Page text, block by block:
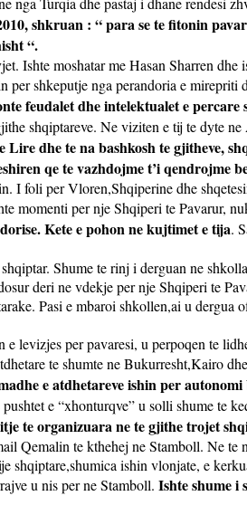
shkruan : “ para se te fitonin
“.
Ishte moshatar me Hasan Sharren
shkeputje nga perandoria e
feudalet dhe intelektualet e
shqiptareve. Ne viziten e tij te dyte
dhe te na bashkosh te gjitheve,
qe te vazhdojme t’i qendrojme
I foli per Vloren,Shqiperine dhe
momenti per nje Shqiperi te Pavarur,
Kete e pohon ne kujtimet e tija.
Shume te rinj i derguan ne
deri ne vdekje per nje Shqiperi te
Pasi e mbaroi shkollen,ai u
levizjes per pavaresi, u perpoqen te
te shumte ne Bukurresht,Kairo
e atdhetareve ishin per
e “xhonturqve” u solli shume te
te organizuara ne te gjithe trojet
Qemalin te kthehej ne Stamboll. Ne te
shqiptare,shumica ishin vlonjate, e
u nis per ne Stamboll. Ishte shume i